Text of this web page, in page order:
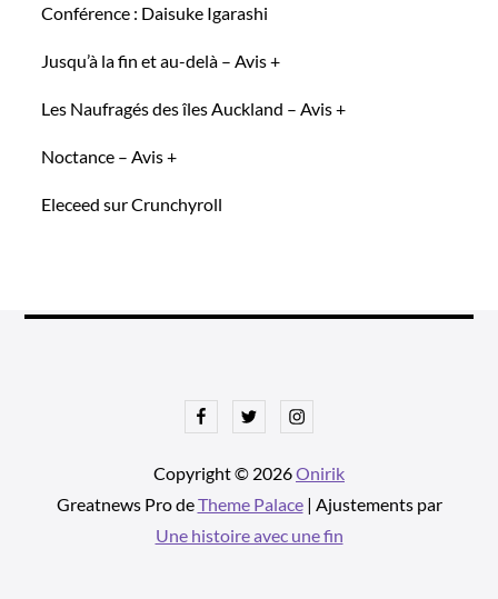
Conférence : Daisuke Igarashi
Jusqu’à la fin et au-delà – Avis +
Les Naufragés des îles Auckland – Avis +
Noctance – Avis +
Eleceed sur Crunchyroll
FacebookTwitterInstagram
Copyright © 2026Onirik
Greatnews Pro deTheme Palace| Ajustements par
Une histoire avec une fin